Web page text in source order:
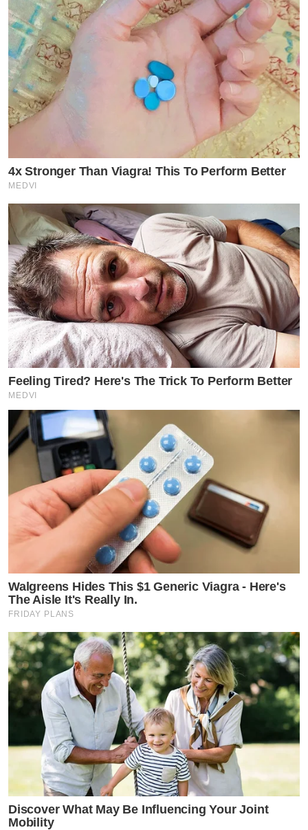
4x Stronger Than Viagra! This To Perform Better
MEDVI
Feeling Tired? Here's The Trick To Perform Better
MEDVI
Walgreens Hides This $1 Generic Viagra - Here's
The Aisle It's Really In.
FRIDAY PLANS
Discover What May Be Influencing Your Joint
Mobility